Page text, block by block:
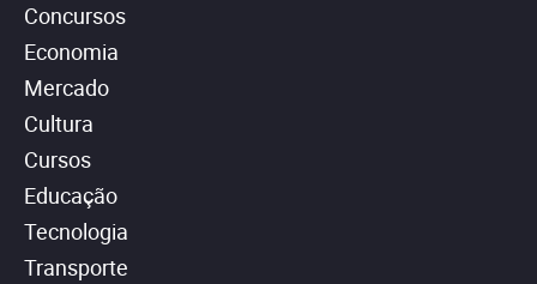
Concursos
Economia
Mercado
Cultura
Cursos
Educação
Tecnologia
Transporte